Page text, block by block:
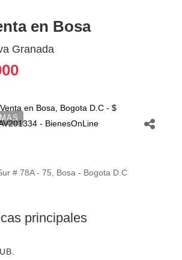
en Bosa
Granada
# 78A - 75, Bosa - Bogota D.C
principales